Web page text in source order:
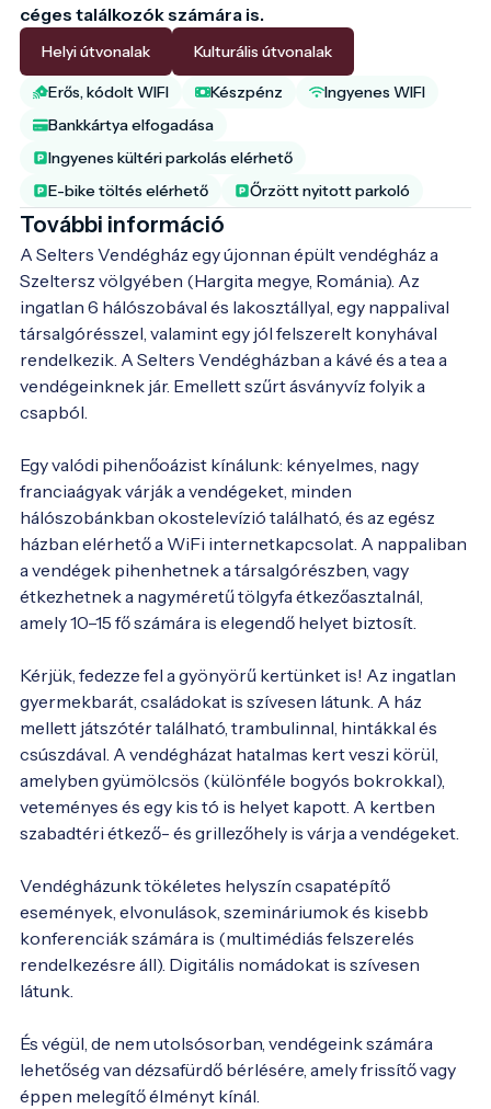
céges találkozók számára is.
Helyi útvonalak Kulturális útvonalak
Erős, kódolt WIFI Készpénz
Ingyenes WIFI
Bankkártya elfogadása
Ingyenes kültéri parkolás elérhető
E-bike töltés elérhető
Őrzött nyitott parkoló
További információ
A Selters Vendégház egy újonnan épült vendégház a
Szeltersz völgyében (Hargita megye, Románia). Az
ingatlan 6 hálószobával és lakosztállyal, egy nappalival
társalgórésszel, valamint egy jól felszerelt konyhával
rendelkezik. A Selters Vendégházban a kávé és a tea a
vendégeinknek jár. Emellett szűrt ásványvíz folyik a
csapból.
Egy valódi pihenőoázist kínálunk: kényelmes, nagy
franciaágyak várják a vendégeket, minden
hálószobánkban okostelevízió található, és az egész
házban elérhető a WiFi internetkapcsolat. A nappaliban
a vendégek pihenhetnek a társalgórészben, vagy
étkezhetnek a nagyméretű tölgyfa étkezőasztalnál,
amely 10–15 fő számára is elegendő helyet biztosít.
Kérjük, fedezze fel a gyönyörű kertünket is! Az ingatlan
gyermekbarát, családokat is szívesen látunk. A ház
mellett játszótér található, trambulinnal, hintákkal és
csúszdával. A vendégházat hatalmas kert veszi körül,
amelyben gyümölcsös (különféle bogyós bokrokkal),
veteményes és egy kis tó is helyet kapott. A kertben
szabadtéri étkező- és grillezőhely is várja a vendégeket.
Vendégházunk tökéletes helyszín csapatépítő
események, elvonulások, szemináriumok és kisebb
konferenciák számára is (multimédiás felszerelés
rendelkezésre áll). Digitális nomádokat is szívesen
látunk.
És végül, de nem utolsósorban, vendégeink számára
lehetőség van dézsafürdő bérlésére, amely frissítő vagy
éppen melegítő élményt kínál.